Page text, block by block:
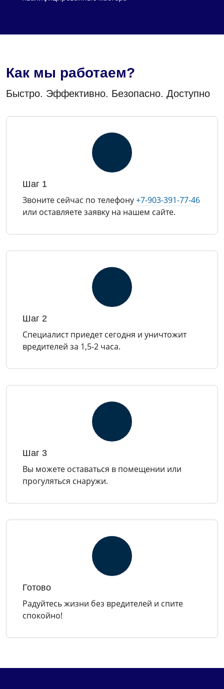
Как мы работаем?
Быстро. Эффективно. Безопасно. Доступно
Шаг 1
Звоните сейчас по телефону+7-903-391-77-46
или оставляете заявку на нашем сайте.
Шаг 2
Специалист приедет сегодня и уничтожит
вредителей за 1,5-2 часа.
Шаг 3
Вы можете оставаться в помещении или
прогуляться снаружи.
Готово
Радуйтесь жизни без вредителей и спите
спокойно!